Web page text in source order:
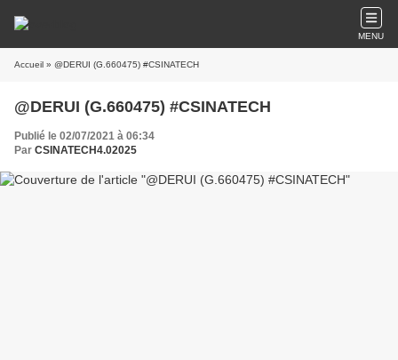
MENU
Accueil » @DERUI (G.660475) #CSINATECH
@DERUI (G.660475) #CSINATECH
Publié le 02/07/2021 à 06:34
Par CSINATECH4.02025